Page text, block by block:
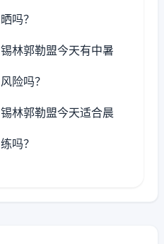
晒吗？
锡林郭勒盟今天有中暑
风险吗？
锡林郭勒盟今天适合晨
练吗？